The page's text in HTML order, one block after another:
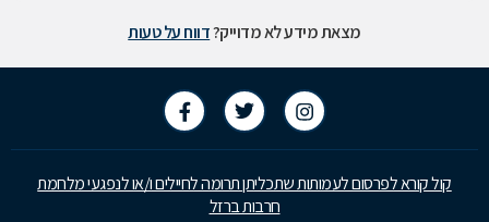
מצאת מידע לא מדוייק?דווח על טעות
קול קורא לפרסום לעמותות שתכליתן תרומה לחיילים ו/או לנפגעי מלחמת
חרבות ברזל